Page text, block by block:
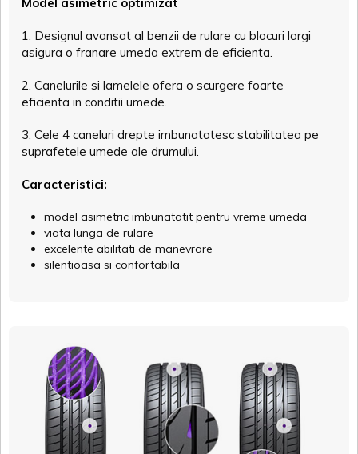
1. Designul avansat al benzii de rulare cu blocuri largi
asigura o franare umeda extrem de eficienta.
2. Canelurile si lamelele ofera o scurgere foarte
eficienta in conditii umede.
3. Cele 4 caneluri drepte imbunatatesc stabilitatea pe
suprafetele umede ale drumului.
Caracteristici:
model asimetric imbunatatit pentru vreme umeda
viata lunga de rulare
excelente abilitati de manevrare
silentioasa si confortabila